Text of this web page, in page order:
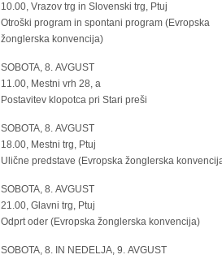
10.00, Vrazov trg in Slovenski trg, Ptuj
Otroški program in spontani program (Evropska
žonglerska konvencija)
SOBOTA, 8. AVGUST
11.00, Mestni vrh 28, a
Postavitev klopotca pri Stari preši
SOBOTA, 8. AVGUST
18.00, Mestni trg, Ptuj
Ulične predstave (Evropska žonglerska
SOBOTA, 8. AVGUST
21.00, Glavni trg, Ptuj
Odprt oder (Evropska žonglerska konvencija)
SOBOTA, 8. IN NEDELJA, 9. AVGUST